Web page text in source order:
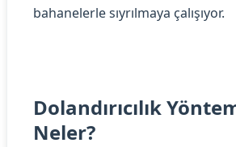
bahanelerle sıyrılmaya çalışıyor.
Dolandırıcılık
Neler?